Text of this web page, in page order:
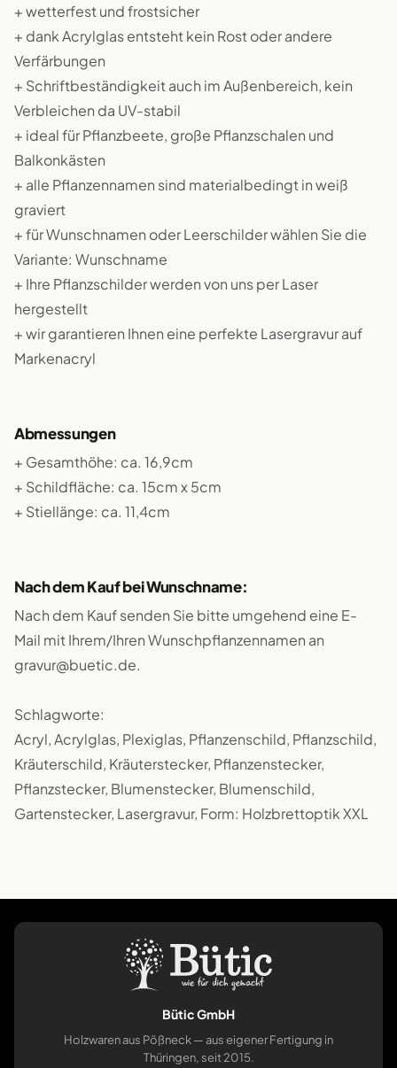
+ wetterfest und frostsicher
+ dank Acrylglas entsteht kein Rost oder andere
Verfärbungen
+ Schriftbeständigkeit auch im Außenbereich, kein
Verbleichen da UV-stabil
+ ideal für Pflanzbeete, große Pflanzschalen und
Balkonkästen
+ alle Pflanzennamen sind materialbedingt in weiß
graviert
+ für Wunschnamen oder Leerschilder wählen Sie die
Variante: Wunschname
+ Ihre Pflanzschilder werden von uns per Laser
hergestellt
+ wir garantieren Ihnen eine perfekte Lasergravur auf
Markenacryl
Abmessungen
+ Gesamthöhe: ca. 16,9cm
+ Schildfläche: ca. 15cm x 5cm
+ Stiellänge: ca. 11,4cm
Nach dem Kauf bei Wunschname:
Nach dem Kauf senden Sie bitte umgehend eine E-
Mail mit Ihrem/Ihren Wunschpflanzennamen an
gravur@buetic.de.
Schlagworte:
Acryl, Acrylglas, Plexiglas, Pflanzenschild, Pflanzschild,
Kräuterschild, Kräuterstecker, Pflanzenstecker,
Pflanzstecker, Blumenstecker, Blumenschild,
Gartenstecker, Lasergravur, Form: Holzbrettoptik XXL
Bütic GmbH
Holzwaren aus Pößneck — aus eigener Fertigung in
Thüringen, seit 2015.